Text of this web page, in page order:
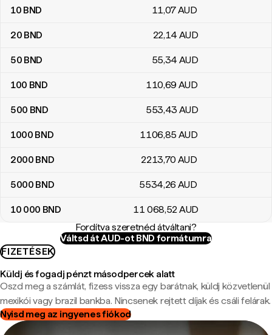
10 BND 11,07AUD
20 BND 22,14 AUD
50 BND 55,34 AUD
100 BND 110,69 AUD
500 BND 553,43 AUD
1000 BND 1106,85 AUD
2000 BND 2213,70 AUD
5000 BND 5534,26 AUD
10 000 BND 11 068,52AUD
Fordítva szeretnéd átváltani?
Váltsd át AUD-ot BND formátumra
FIZETÉSEK
Küldj és fogadj pénzt másodpercek alatt
Oszd meg a számlát, fizess vissza egy barátnak, küldj közvetlenül
mexikói vagy brazil bankba. Nincsenek rejtett díjak és csáli felárak.
Nyisd meg az ingyenes fiókod